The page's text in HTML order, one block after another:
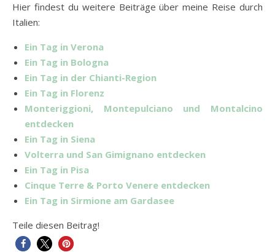
Hier findest du weitere Beiträge über meine Reise durch
Italien:
Ein Tag in Verona
Ein Tag in Bologna
Ein Tag in der Chianti-Region
Ein Tag in Florenz
Monteriggioni, Montepulciano und Montalcino
entdecken
Ein Tag in Siena
Volterra und San Gimignano entdecken
Ein Tag in Pisa
Cinque Terre & Porto Venere entdecken
Ein Tag in Sirmione am Gardasee
Teile diesen Beitrag!